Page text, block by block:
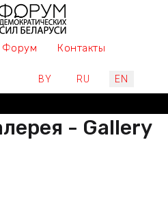
Форум Контакты
Select your language
BY RU EN
- Gallery